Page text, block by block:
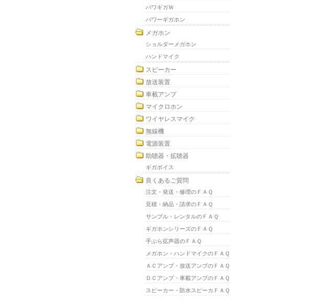
パワギガＷ
パワーギガホン
メガホン
ショルダーメガホン
ハンドマイク
スピーカー
放送装置
車載アンプ
マイクロホン
ワイヤレスマイク
無線機
電源装置
助聴器・拡聴器
ギガボイス
良くあるご質問
注文・発送・修理のＦＡＱ
見積・納品・請求のＦＡＱ
サンプル・レンタルのＦＡＱ
ギガホンシリーズのＦＡＱ
手ぶら拡声器のＦＡＱ
メガホン・ハンドマイクのＦＡＱ
ＡＣアンプ・放送アンプのＦＡＱ
ＤＣアンプ・車載アンプのＦＡＱ
スピーカー・防水スピーカＦＡＱ